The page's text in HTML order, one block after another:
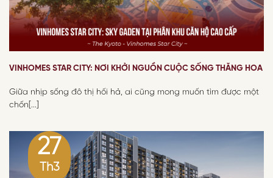
VINHOMES STAR CITY: NƠI KHỞI NGUỒN CUỘC SỐNG THĂNG HOA
Giữa nhịp sống đô thị hối hả, ai cũng mong muốn tìm được một
chốn[...]
27
Th3